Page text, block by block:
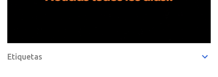
Etiquetas